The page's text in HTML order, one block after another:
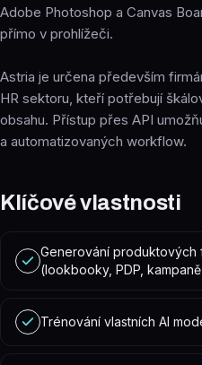
Adobe Photoshop a Canvas
přímo v prohlížeči.
Astria je určena především
HR sektoru, kteří potřebují
obsahu. Přístup přes API
a automatizovaných workflow.
Klíčové vlastnosti
Generování
(lookbooky, PDP,
Trénování vlastních AI